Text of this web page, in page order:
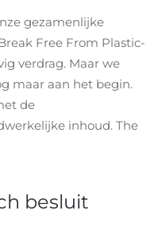
gezamenlijke
Free From Plastic-
verdrag. Maar we
maar aan het begin.
de
inhoud. The
besluit